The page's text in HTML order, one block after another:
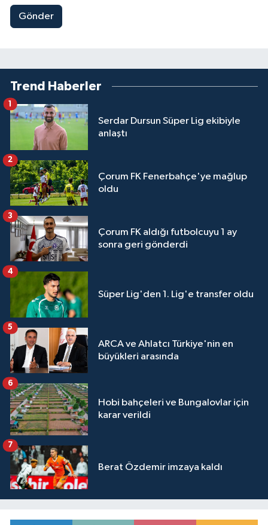
Gönder
Trend Haberler
Serdar Dursun Süper Lig ekibiyle
anlaştı
1
Çorum FK Fenerbahçe'ye mağlup
oldu
2
Çorum FK aldığı futbolcuyu 1 ay
sonra geri gönderdi
3
Süper Lig'den 1. Lig'e transfer oldu
4
ARCA ve Ahlatcı Türkiye'nin en
büyükleri arasında
5
Hobi bahçeleri ve Bungalovlar için
karar verildi
6
Berat Özdemir imzaya kaldı
7